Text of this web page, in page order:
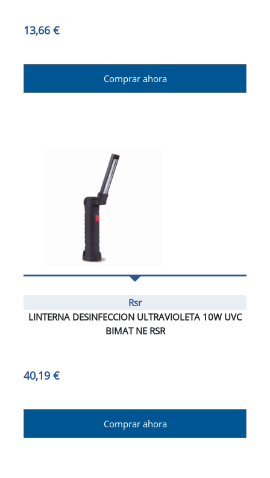
13,66 €
Comprar ahora
Rsr
LINTERNA DESINFECCION ULTRAVIOLETA 10W UVC
BIMAT NE RSR
40,19 €
Comprar ahora